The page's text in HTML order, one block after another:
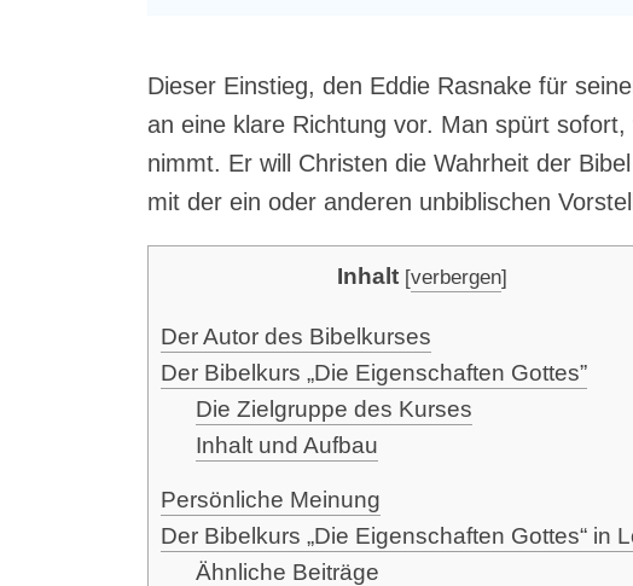
Die­ser Ein­stieg, den Eddie Ras­na­ke für
an eine kla­re Rich­tung vor. Man spürt
nimmt. Er will Chris­ten die Wahr­heit der
mit der ein oder ande­ren unbi­bli­schen
Inhalt [verbergen]
Der Autor des Bibelkurses
Der Bibel­kurs „Die Eigen­schaf­ten Gottes”
Die Ziel­grup­pe des Kurses
Inhalt und Aufbau
Per­sön­li­che Meinung
Der Bibel­kurs „Die Eigen­schaf­ten Got­tes“ in
Ähn­li­che Beiträge